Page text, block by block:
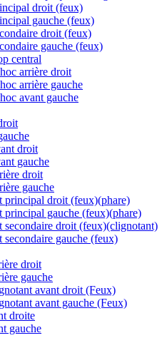
droit (feux)
gauche (feux)
droit (feux)
gauche (feux)
central
arrière droit
arrière gauche
avant gauche
droit
gauche
droit
gauche
principal droit (feux)(phare)
principal gauche (feux)(phare)
secondaire droit (feux)(clignotant)
secondaire gauche (feux)
droit
gauche
avant droit (Feux)
avant gauche (Feux)
droite
gauche